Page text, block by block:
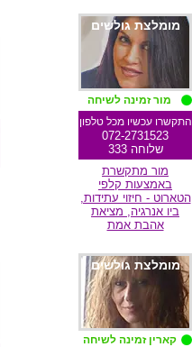
מומלצת גולשים
מור זמינה לשיחה
התקשרו עכשיו מכל טלפון
072-2731523
שלוחה 333
מור מתקשרת
באמצעות קלפי
הטארוט - חיזוי עתידות,
ביו אנרגיה, מציאת
אהבת אמת
מומלצת גולשים
קארין זמינה לשיחה